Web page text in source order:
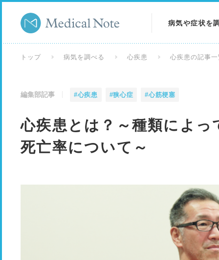
病気や症状を
検査を調べる
トップ 病気を調べる 心疾患 心疾患の記事一
編集部記事 #心疾患 #狭心症 #心筋梗塞
心疾患とは？～種類によっ
死亡率について～